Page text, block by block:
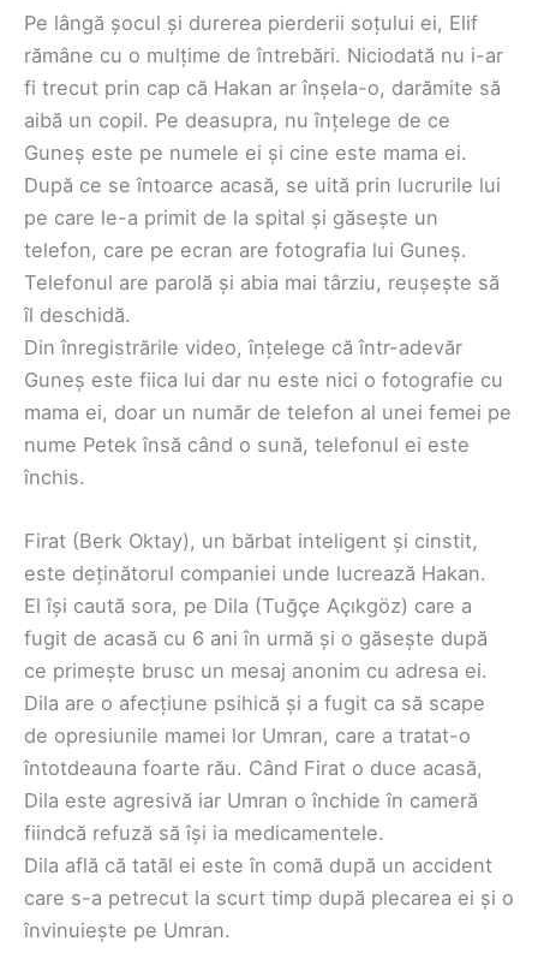
Pe lângă șocul și durerea pierderii soțului ei, Elif
rămâne cu o mulțime de întrebări. Niciodată nu i-ar
fi trecut prin cap că Hakan ar înșela-o, darămite să
aibă un copil. Pe deasupra, nu înțelege de ce
Guneș este pe numele ei și cine este mama ei.
După ce se întoarce acasă, se uită prin lucrurile lui
pe care le-a primit de la spital și găsește un
telefon, care pe ecran are fotografia lui Guneș.
Telefonul are parolă și abia mai târziu, reușește să
îl deschidă.
Din înregistrările video, înțelege că într-adevăr
Guneș este fiica lui dar nu este nici o fotografie cu
mama ei, doar un număr de telefon al unei femei pe
nume Petek însă când o sună, telefonul ei este
închis.
Firat (Berk Oktay), un bărbat inteligent și cinstit,
este deținătorul companiei unde lucrează Hakan.
El își caută sora, pe Dila (Tuğçe Açıkgöz) care a
fugit de acasă cu 6 ani în urmă și o găsește după
ce primește brusc un mesaj anonim cu adresa ei.
Dila are o afecțiune psihică și a fugit ca să scape
de opresiunile mamei lor Umran, care a tratat-o
întotdeauna foarte rău. Când Firat o duce acasă,
Dila este agresivă iar Umran o închide în cameră
fiindcă refuză să își ia medicamentele.
Dila află că tatăl ei este în comă după un accident
care s-a petrecut la scurt timp după plecarea ei și o
învinuiește pe Umran.